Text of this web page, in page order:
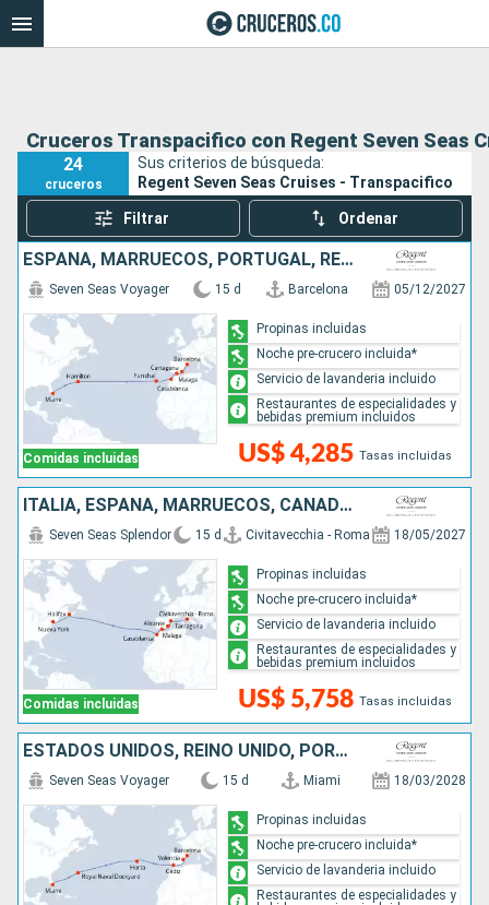
Cruceros Transpacifico con Regent Seven Seas
24
cruceros
Sus criterios de búsqueda:
Regent Seven Seas Cruises - Transpacifico
Filtrar Ordenar
ESPAÑA, MARRUECOS, PORTUGAL, REINO UNIDO, ESTADOS UNIDOS
Comidas incluidas
Seven Seas Voyager 15 d Barcelona 05/12/2027
US$ 4,285 Tasas incluidas
Propinas incluidas
Noche pre-crucero incluida*
Servicio de lavanderia incluido
Restaurantes de especialidades y
bebidas premium incluidos
ITALIA, ESPAÑA, MARRUECOS, CANADÁ, ESTADOS UNIDOS
Comidas incluidas
Seven Seas Splendor 15 d Civitavecchia - Roma 18/05/2027
US$ 5,758 Tasas incluidas
Propinas incluidas
Noche pre-crucero incluida*
Servicio de lavanderia incluido
Restaurantes de especialidades y
bebidas premium incluidos
ESTADOS UNIDOS, REINO UNIDO, PORTUGAL, ESPAÑA
Seven Seas Voyager 15 d Miami 18/03/2028
Propinas incluidas
Noche pre-crucero incluida*
Servicio de lavanderia incluido
Restaurantes de especialidades y